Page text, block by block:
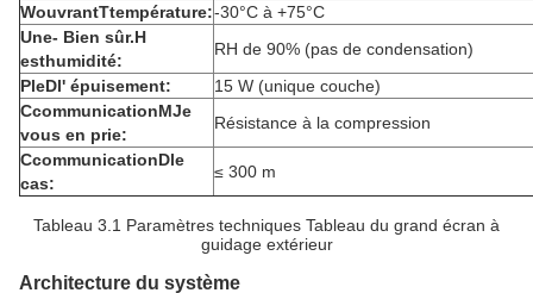
WouvrantTtempérature:-30°C à +75°C
Une- Bien sûr.H
esthumidité:
RH de 90% (pas de condensation)
PleDl' épuisement:
15 W (unique couche)
CcommunicationMJe
vous en prie:
Résistance à la compression
CcommunicationDle
cas:
≤ 300 m
Tableau 3.1 Paramètres techniques Tableau du grand écran à
guidage extérieur
Architecture du système